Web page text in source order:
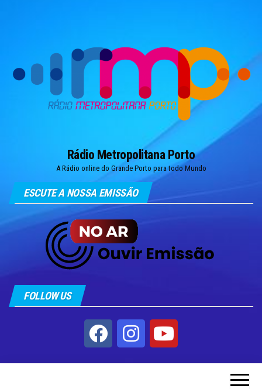
Rádio Metropolitana Porto
A Rádio online do Grande Porto para todo Mundo
ESCUTE A NOSSA EMISSÃO
FOLLOW US